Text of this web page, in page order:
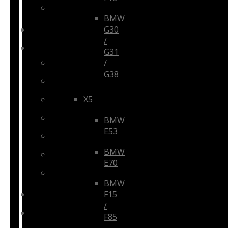
Diagnostikos įranga
DRL žibintai / juostos
Papildomi / darbo žibintai
Posūkiai
Numerių apšvietimas
Aksesuarai ir kvepalai
BMW
G30
/
G31
/
G38
X5
BMW
E53
BMW
E70
BMW
F15
/
F85